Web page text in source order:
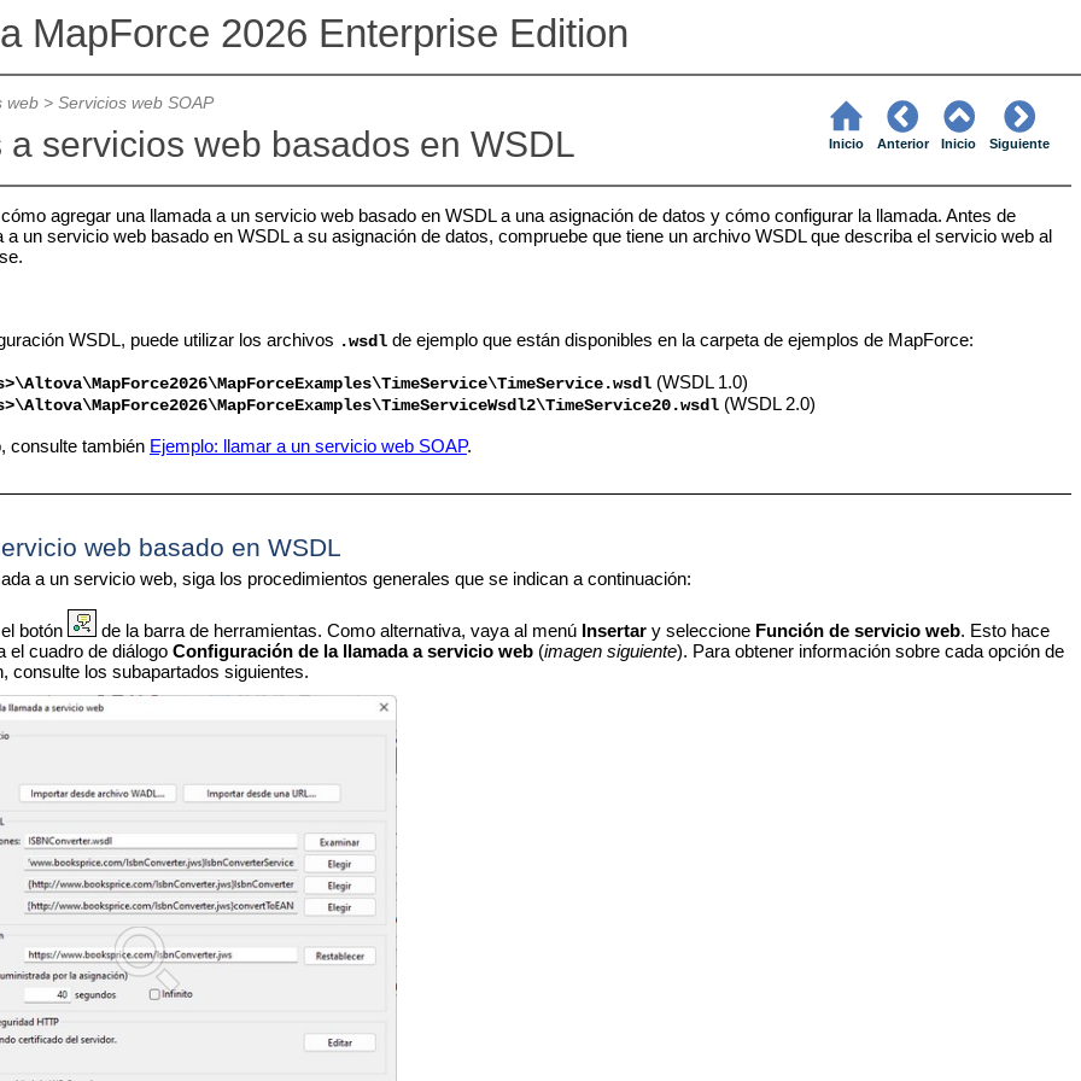
MapForce 2026 Enterprise Edition
web> Servicios web SOAP
a servicios web basados en WSDL Inicio Anterior Inicio Siguiente
agregar una llamada a un servicio web basado en WSDL a una asignación de datos y cómo configurar la llamada. Antes de
a un servicio web basado en WSDL a su asignación de datos, compruebe que tiene un archivo WSDL que describa el servicio web al
WSDL, puede utilizar los archivos .wsdlde ejemplo que están disponibles en la carpeta de ejemplos de MapForce:
TimeService\TimeService.wsdl(WSDL 1.0)
TimeServiceWsdl2\TimeService20.wsdl(WSDL 2.0)
consulte también Ejemplo: llamar a un servicio web SOAP.
web basado en WSDL
a un servicio web, siga los procedimientos generales que se indican a continuación:
botón de la barra de herramientas. Como alternativa, vaya al menú Insertary seleccione Función de servicio web. Esto hace
el cuadro de diálogo Configuración de la llamada a servicio web(imagen siguiente). Para obtener información sobre cada opción de
consulte los subapartados siguientes.